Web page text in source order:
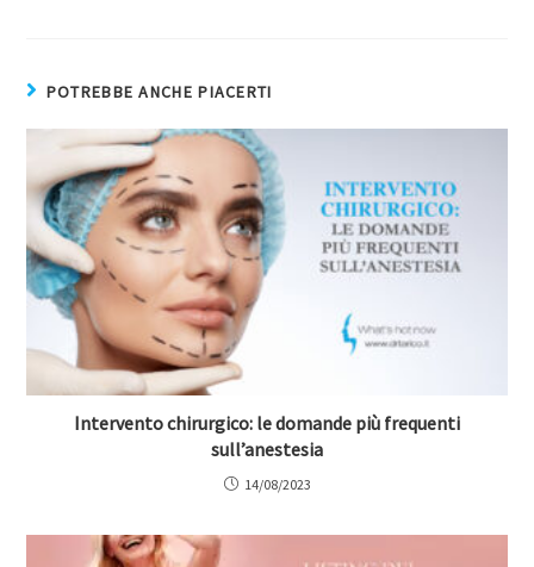
POTREBBE ANCHE PIACERTI
Intervento chirurgico: le domande più frequenti
sull’anestesia
14/08/2023